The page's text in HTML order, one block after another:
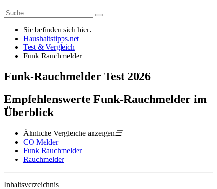
Sie befinden sich hier:
Haushaltstipps.net
Test & Vergleich
Funk Rauchmelder
Funk-Rauchmelder Test 2026
Empfehlenswerte Funk-Rauchmelder im
Überblick
Ähnliche Vergleiche anzeigen☰
CO Melder
Funk Rauchmelder
Rauchmelder
Inhaltsverzeichnis